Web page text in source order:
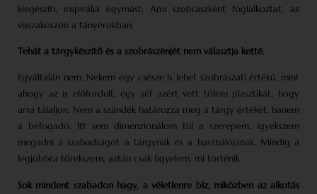
kiegészíti, inspirálja egymást. Ami szobrászként foglalkoztat, az
visszaköszön a tányérokban.
Tehát a tárgykészítő és a szobrászénjét nem választja ketté.
Egyáltalán nem. Nekem egy csésze is lehet szobrászati értékű, mint
ahogy az is előfordult, egy séf azért vett tőlem plasztikát, hogy
arra tálaljon. Nem a szándék határozza meg a tárgy értékét, hanem
a befogadó. Itt sem dimenzionálom túl a szerepem. Igyekszem
megadni a szabadságot a tárgynak és a használójának. Mindig a
legjobbra törekszem, aztán csak figyelem, mi történik.
Sok mindent szabadon hagy, a véletlenre bíz, miközben az alkotás